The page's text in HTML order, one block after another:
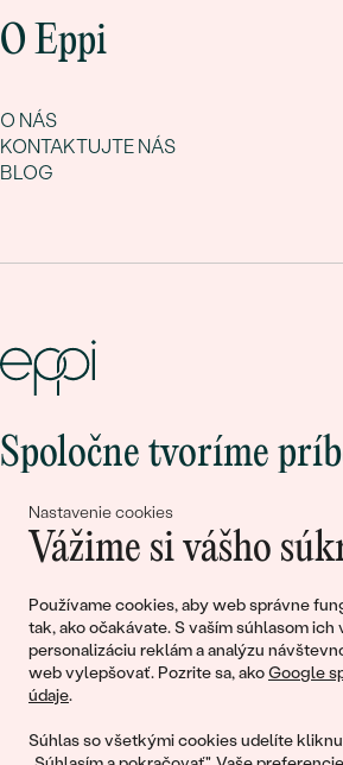
Nastavenie cookies
Vážime si vášho
Používame cookies, aby web správne
tak, ako očakávate. S vaším súhlasom ich
personalizáciu reklám a analýzu
web vylepšovať. Pozrite sa, akoGoogle
údaje.
Súhlas so všetkými cookies udelíte
O Eppi
O NÁS
KONTAKTUJTE NÁS
BLOG
Spoločne tvoríme
lásky
Pripojte sa k nám!